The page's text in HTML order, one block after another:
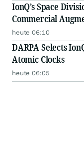
IonQ’s Space
Commercial
heute 06:10
DARPA Selects
Atomic Clocks
heute 06:05